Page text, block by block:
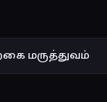
மருத்துவம்